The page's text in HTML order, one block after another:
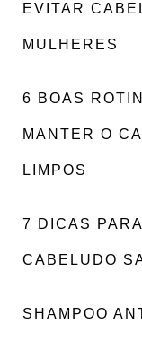
EVITAR
MULHERES
6 BOAS
MANTER O
LIMPOS
7 DICAS
CABELUDO
SHAMPOO